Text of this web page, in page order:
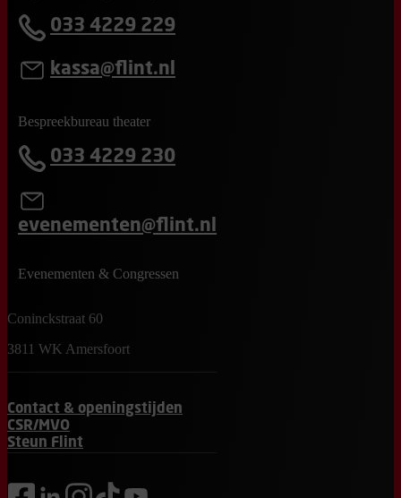
033 4229 229
kassa@flint.nl
Bespreekbureau theater
033 4229 230
evenementen@flint.nl
Evenementen & Congressen
Coninckstraat 60
3811 WK Amersfoort
Contact & openingstijden
CSR/MVO
Steun Flint
facebooklinkedininstagram
tiktok youtube